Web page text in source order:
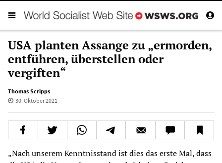
USA planten Assange zu „ermorden,
entführen, überstellen oder
vergiften“
Thomas Scripps
30. Oktober 2021
„Nach unserem Kenntnisstand ist dies das erste Mal, dass